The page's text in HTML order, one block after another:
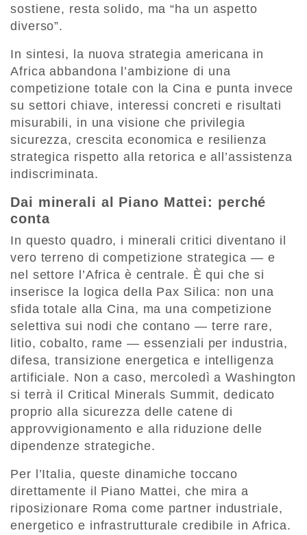
sostiene, resta solido, ma “ha un aspetto
diverso”.
In sintesi, la nuova strategia americana in
Africa abbandona l’ambizione di una
competizione totale con la Cina e punta invece
su settori chiave, interessi concreti e risultati
misurabili, in una visione che privilegia
sicurezza, crescita economica e resilienza
strategica rispetto alla retorica e all’assistenza
indiscriminata.
Dai minerali al Piano Mattei: perché
conta
In questo quadro, i minerali critici diventano il
vero terreno di competizione strategica — e
nel settore l’Africa è centrale. È qui che si
inserisce la logica della Pax Silica: non una
sfida totale alla Cina, ma una competizione
selettiva sui nodi che contano — terre rare,
litio, cobalto, rame — essenziali per industria,
difesa, transizione energetica e intelligenza
artificiale. Non a caso, mercoledì a Washington
si terrà il Critical Minerals Summit, dedicato
proprio alla sicurezza delle catene di
approvvigionamento e alla riduzione delle
dipendenze strategiche.
Per l’Italia, queste dinamiche toccano
direttamente il Piano Mattei, che mira a
riposizionare Roma come partner industriale,
energetico e infrastrutturale credibile in Africa.